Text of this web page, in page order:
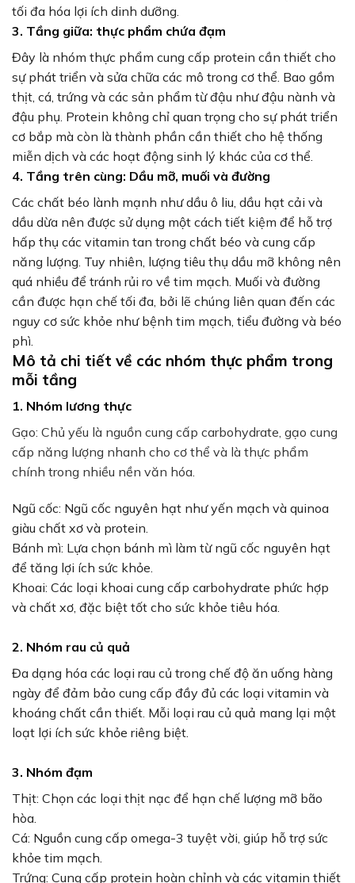
tối đa hóa lợi ích dinh dưỡng.
3. Tầng giữa: thực phẩm chứa đạm
Đây là nhóm thực phẩm cung cấp protein cần thiết cho
sự phát triển và sửa chữa các mô trong cơ thể. Bao gồm
thịt, cá, trứng và các sản phẩm từ đậu như đậu nành và
đậu phụ. Protein không chỉ quan trọng cho sự phát triển
cơ bắp mà còn là thành phần cần thiết cho hệ thống
miễn dịch và các hoạt động sinh lý khác của cơ thể.
4. Tầng trên cùng: Dầu mỡ, muối và đường
Các chất béo lành mạnh như dầu ô liu, dầu hạt cải và
dầu dừa nên được sử dụng một cách tiết kiệm để hỗ trợ
hấp thụ các vitamin tan trong chất béo và cung cấp
năng lượng. Tuy nhiên, lượng tiêu thụ dầu mỡ không nên
quá nhiều để tránh rủi ro về tim mạch. Muối và đường
cần được hạn chế tối đa, bởi lẽ chúng liên quan đến các
nguy cơ sức khỏe như bệnh tim mạch, tiểu đường và béo
phì.
Mô tả chi tiết về các nhóm thực phẩm trong
mỗi tầng
1. Nhóm lương thực
Gạo: Chủ yếu là nguồn cung cấp carbohydrate, gạo cung
cấp năng lượng nhanh cho cơ thể và là thực phẩm
chính trong nhiều nền văn hóa.
Ngũ cốc: Ngũ cốc nguyên hạt như yến mạch và quinoa
giàu chất xơ và protein.
Bánh mì: Lựa chọn bánh mì làm từ ngũ cốc nguyên hạt
để tăng lợi ích sức khỏe.
Khoai: Các loại khoai cung cấp carbohydrate phức hợp
và chất xơ, đặc biệt tốt cho sức khỏe tiêu hóa.
2. Nhóm rau củ quả
Đa dạng hóa các loại rau củ trong chế độ ăn uống hàng
ngày để đảm bảo cung cấp đầy đủ các loại vitamin và
khoáng chất cần thiết. Mỗi loại rau củ quả mang lại một
loạt lợi ích sức khỏe riêng biệt.
3. Nhóm đạm
Thịt: Chọn các loại thịt nạc để hạn chế lượng mỡ bão
hòa.
Cá: Nguồn cung cấp omega-3 tuyệt vời, giúp hỗ trợ sức
khỏe tim mạch.
Trứng: Cung cấp protein hoàn chỉnh và các vitamin thiết